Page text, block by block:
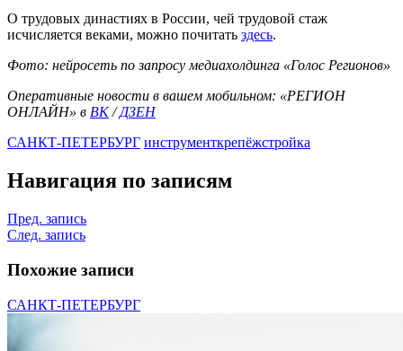
О трудовых династиях в России, чей трудовой стаж
исчисляется веками, можно почитать здесь.
Фото: нейросеть по запросу медиахолдинга «Голос Регионов»
Оперативные новости в вашем мобильном: «РЕГИОН
ОНЛАЙН» в ВК/ДЗЕН
САНКТ-ПЕТЕРБУРГ инструменткрепёжстройка
Навигация по записям
Пред. запись
След. запись
Похожие записи
САНКТ-ПЕТЕРБУРГ